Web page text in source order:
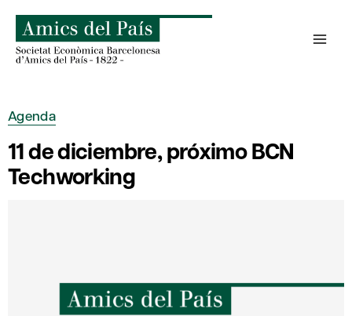
contenido
Agenda
11 de diciembre, próximo BCN
Techworking